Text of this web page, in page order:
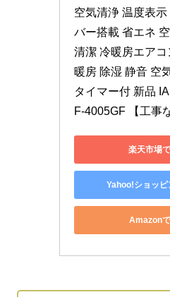
空気清浄 温度表
バー搭載 省エネ
清潔 冷暖房エア
暖房 除湿 静音 空
タイマー付 新品
F-4005GF 【工事
楽天市場
Yahoo!ショッピ
Amazon